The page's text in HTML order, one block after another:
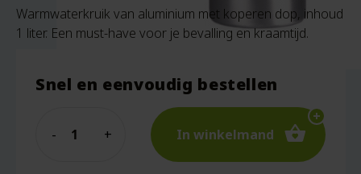
Warmwaterkruik van aluminium met koperen dop, inhoud
1 liter. Een must-have voor je bevalling en kraamtijd.
Snel en eenvoudig bestellen
In winkelmand